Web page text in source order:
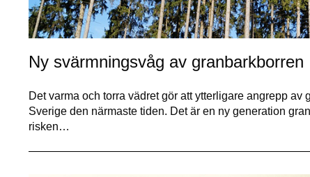
Ny svärmningsvåg av granbarkborren
Det varma och torra vädret gör att ytterligare angrepp
Sverige den närmaste tiden. Det är en ny generation
risken…